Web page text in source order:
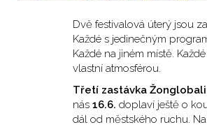
Dvě festivalová úterý jsou
Každé s jedinečným
Každé na jiném místě.
vlastní atmosférou.
Třetí zastávka
nás 16.6. doplaví ještě o
dál od městského ruchu. Na